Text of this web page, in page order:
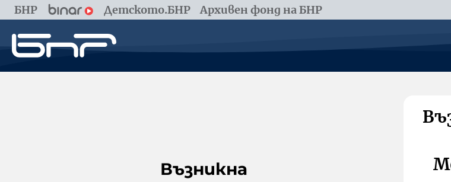
БНР Детското.БНР Архивен фонд на БНР
Възникна